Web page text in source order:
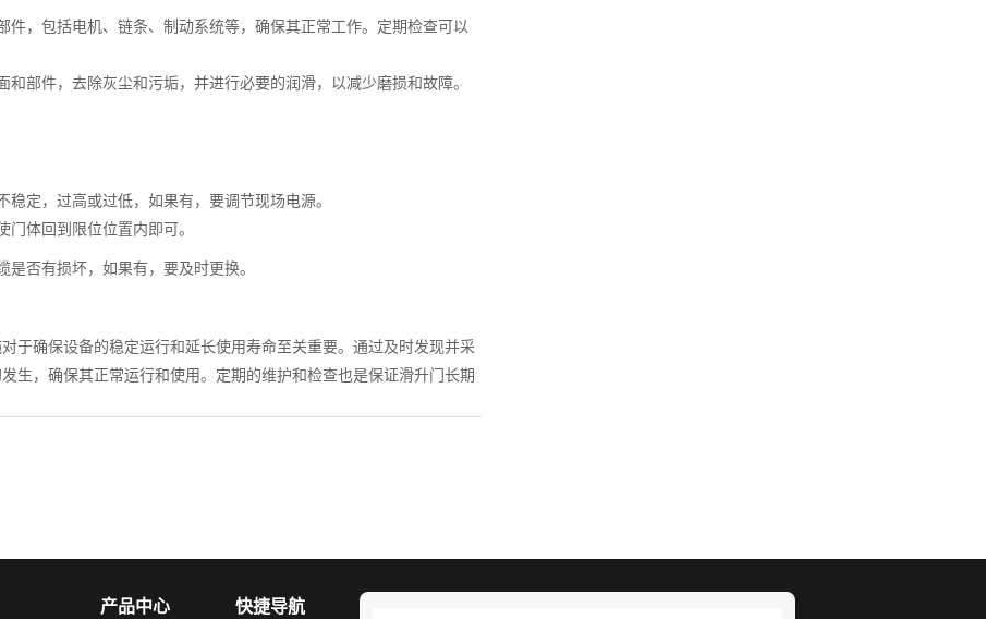
件，包括电机、链条、制动系统等，确保其正常工作。定期检查可以
和部件，去除灰尘和污垢，并进行必要的润滑，以减少磨损和故障。
稳定，过高或过低，如果有，要调节现场电源。
门体回到限位位置内即可。
否有损坏，如果有，要及时更换。
确保设备的稳定运行和延长使用寿命至关重要。通过及时发现并采
生，确保其正常运行和使用。定期的维护和检查也是保证滑升门长期
产品中心 快捷导航